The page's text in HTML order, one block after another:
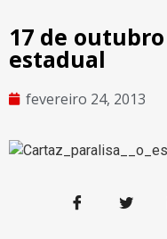
17 de
estadual
fevereiro 24, 2013